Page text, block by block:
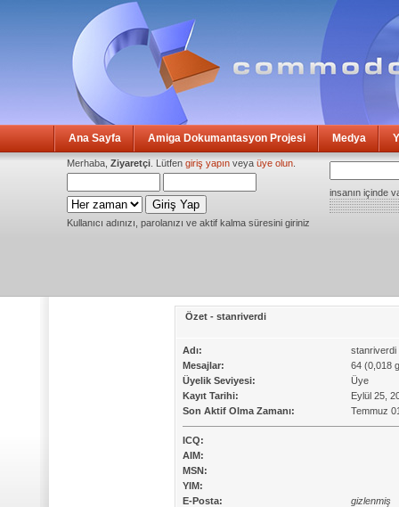
Ana Sayfa Amiga Dokumantasyon Projesi Medya
Merhaba, Ziyaretçi . Lütfen giriş yapın veya üye olun
Kullanıcı adınızı, parolanızı ve aktif kalma süresini giriniz
insanın içinde
Özet - stanriverdi
Adı:
stanriverdi
Mesajlar:
64 (0,018
Üyelik Seviyesi:
Üye
Kayıt Tarihi:
Eylül 25,
Son Aktif Olma Zamanı:
Temmuz
ICQ:
AIM:
MSN:
YIM:
E-Posta:
gizlenmiş